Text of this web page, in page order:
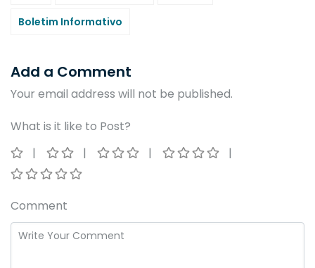
Boletim Informativo
Add a Comment
Your email address will not be published.
What is it like to Post?
Comment